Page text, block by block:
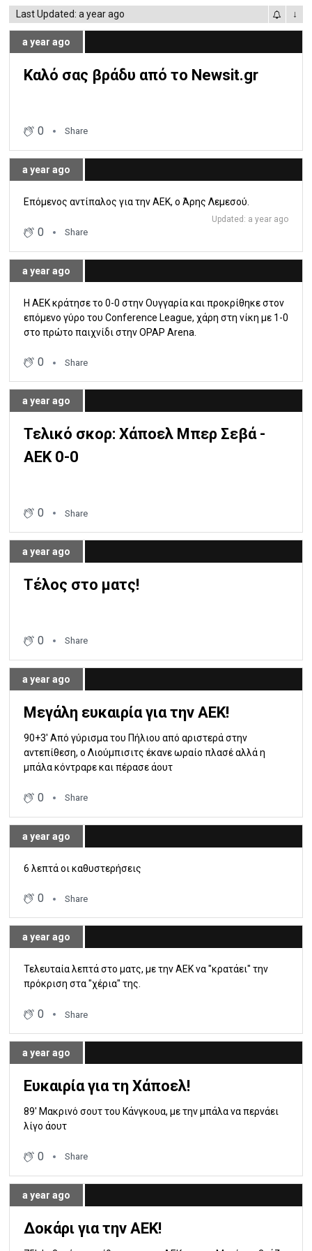
Last Updated: a year ago ↓
a year ago
Καλό σας βράδυ από το Newsit.gr
0 Share
a year ago
Επόμενος αντίπαλος για την ΑΕΚ, ο Άρης Λεμεσού.
Updated: a year ago
0 Share
a year ago
Η ΑΕΚ κράτησε το 0-0 στην Ουγγαρία και προκρίθηκε στον
επόμενο γύρο του Conference League, χάρη στη νίκη με 1-0
στο πρώτο παιχνίδι στην OPAP Arena.
0 Share
a year ago
Τελικό σκορ: Χάποελ Μπερ Σεβά -
ΑΕΚ 0-0
0 Share
a year ago
Τέλος στο ματς!
0 Share
a year ago
Μεγάλη ευκαιρία για την ΑΕΚ!
90+3' Από γύρισμα του Πήλιου από αριστερά στην
αντεπίθεση, ο Λιούμπισιτς έκανε ωραίο πλασέ αλλά η
μπάλα κόντραρε και πέρασε άουτ
0 Share
a year ago
6 λεπτά οι καθυστερήσεις
0 Share
a year ago
Τελευταία λεπτά στο ματς, με την ΑΕΚ να "κρατάει" την
πρόκριση στα "χέρια" της.
0 Share
a year ago
Ευκαιρία για τη Χάποελ!
89' Μακρινό σουτ του Κάνγκουα, με την μπάλα να περνάει
λίγο άουτ
0 Share
a year ago
Δοκάρι για την ΑΕΚ!